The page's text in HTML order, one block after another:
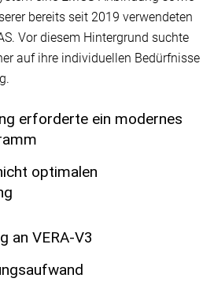
bereits seit 2019 verwendeten
Vor diesem Hintergrund suchte
auf ihre individuellen Bedürfnisse
erforderte ein modernes
optimalen
an VERA-V3